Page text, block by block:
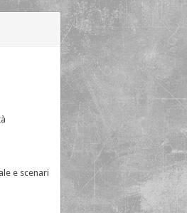
e scenari